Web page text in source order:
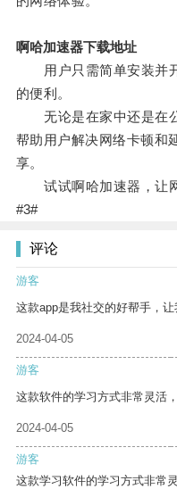
啊哈加速器下载地址
用户只需简单安装并开
的便利。
无论是在家中还是在公
帮助用户解决网络卡顿和
享。
试试啊哈加速器，让网
#3#
评论
游客
这款app是我社交的好帮手，
2024-04-05
游客
这款软件的学习方式非常灵活
2024-04-05
游客
这款学习软件的学习方式非常